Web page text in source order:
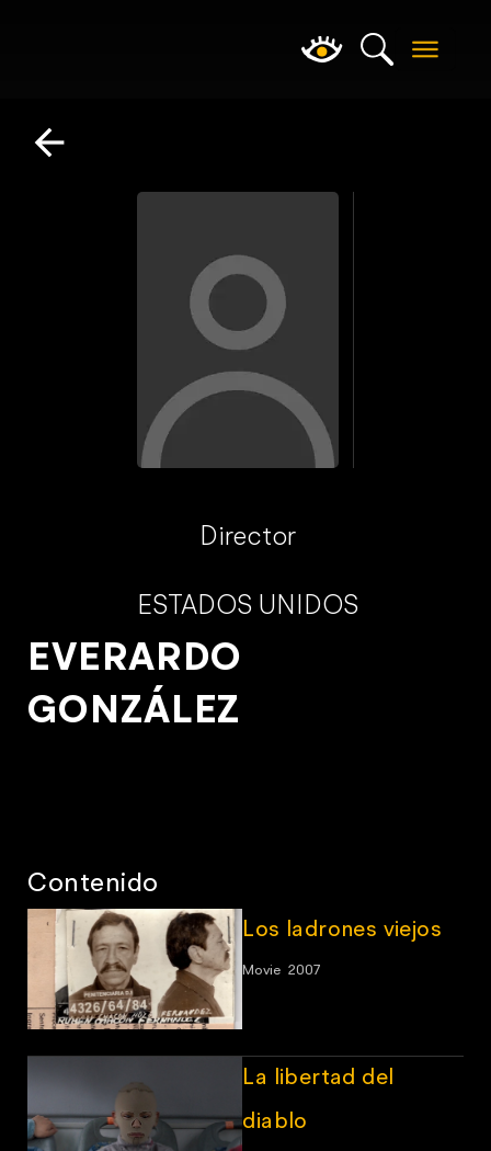
Director
ESTADOS UNIDOS
EVERARDO
GONZÁLEZ
Contenido
Los ladrones viejos
Movie 2007
La libertad del
diablo